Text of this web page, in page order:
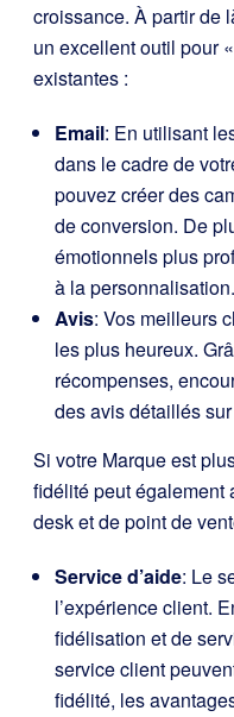
croissance. À partir de
un excellent outil pour
existantes :
Email: En utilisant
dans le cadre de
pouvez créer des
de conversion. De
émotionnels plus
à la personnalisation.
Avis: Vos meilleurs
les plus heureux.
récompenses,
des avis détaillés
Si votre Marque est
fidélité peut également
desk et de point de
Service d’aide: Le
l’expérience client.
fidélisation et de
service client
fidélité, les